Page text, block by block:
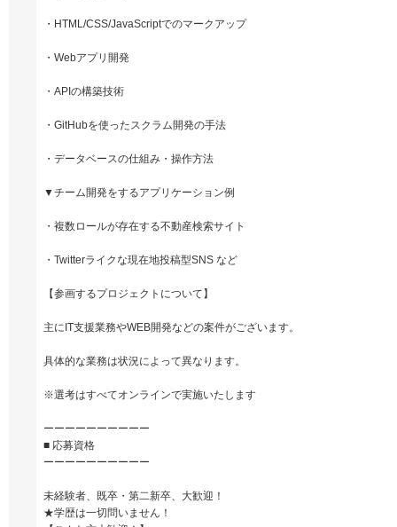
・HTML/CSS/JavaScriptでのマークアップ
・Webアプリ開発
・APIの構築技術
・GitHubを使ったスクラム開発の手法
・データベースの仕組み・操作方法
▼チーム開発をするアプリケーション例
・複数ロールが存在する不動産検索サイト
・Twitterライクな現在地投稿型SNS など
【参画するプロジェクトについて】
主にIT支援業務やWEB開発などの案件がございます。
具体的な業務は状況によって異なります。
※選考はすべてオンラインで実施いたします
ーーーーーーーーーー
■ 応募資格
ーーーーーーーーーー
未経験者、既卒・第二新卒、大歓迎！
★学歴は一切問いません！